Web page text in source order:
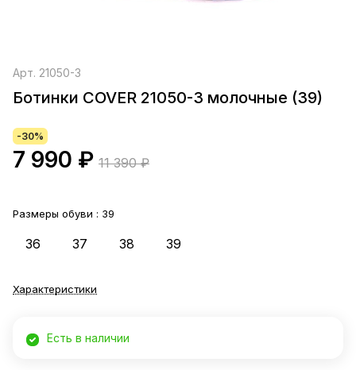
Арт. 21050-3
Ботинки COVER 21050-3 молочные (39)
-30%
7 990 ₽ 11 390 ₽
Размеры обуви : 39
36 37 38 39
Характеристики
Есть в наличии